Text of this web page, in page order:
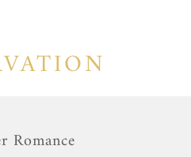
Romance